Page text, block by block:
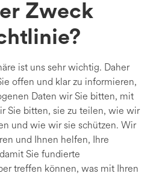
Zweck
ist uns sehr wichtig. Daher
offen und klar zu informieren,
Daten wir Sie bitten, mit
Sie bitten, sie zu teilen, wie wir
und wie wir sie schützen. Wir
und Ihnen helfen, Ihre
Sie fundierte
treffen können, was mit Ihren